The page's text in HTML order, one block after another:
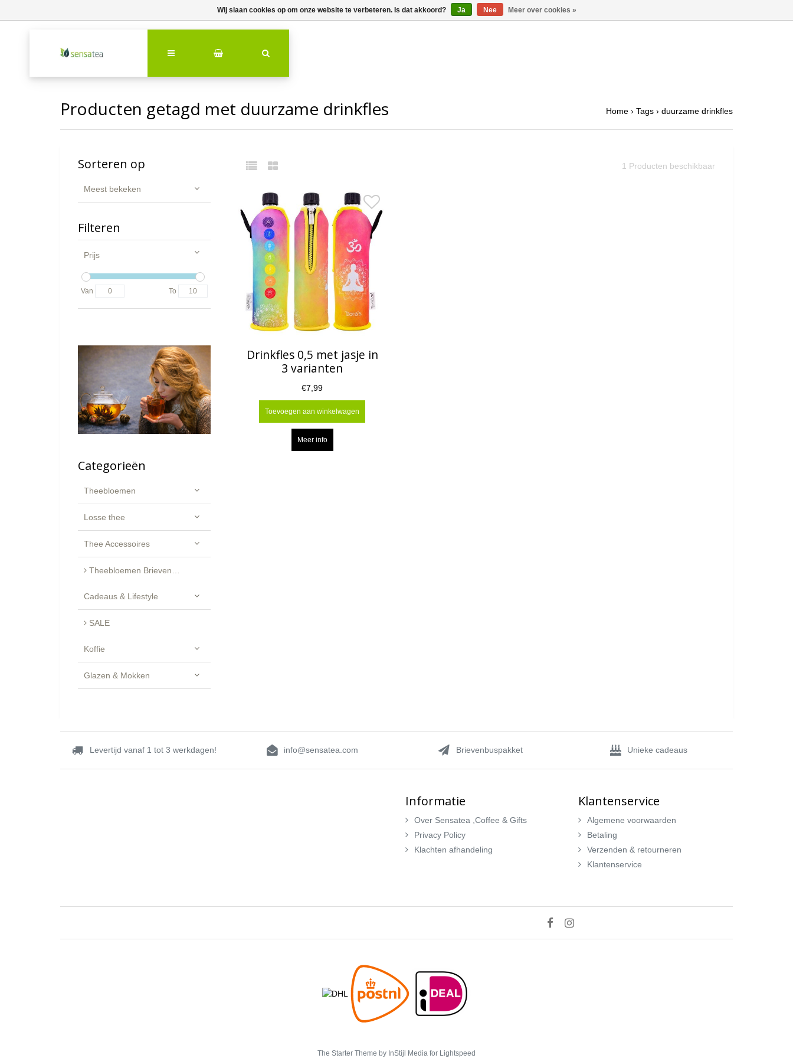
Producten getagd met duurzame drinkfles Home › Tags › duurzame drinkfles
1 Producten beschikbaar
Sorteren op
Meest bekeken
Filteren
Prijs
Van To
Categorieën
Theebloemen
Losse thee
Thee Accessoires
Theebloemen Brievenbus Cadeau - Luxe Geschenkset
Cadeaus & Lifestyle
SALE
Koffie
Glazen & Mokken
Drinkfles 0,5 met jasje in
3 varianten
€7,99
Toevoegen aan winkelwagen
Meer info
Levertijd vanaf 1 tot 3 werkdagen! info@sensatea.com Brievenbuspakket Unieke cadeaus
Informatie
Over Sensatea ,Coffee & Gifts
Privacy Policy
Klachten afhandeling
Klantenservice
Algemene voorwaarden
Betaling
Verzenden & retourneren
Klantenservice
The Starter Theme by InStijl Media for Lightspeed
Wij slaan cookies op om onze website te verbeteren. Is dat akkoord? Ja Nee Meer over cookies »